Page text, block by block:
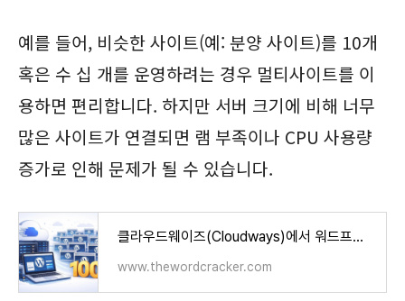
예를 들어, 비슷한 사이트(예: 분양 사이트)를 10개
혹은 수 십 개를 운영하려는 경우 멀티사이트를 이
용하면 편리합니다. 하지만 서버 크기에 비해 너무
많은 사이트가 연결되면 램 부족이나 CPU 사용량
증가로 인해 문제가 될 수 있습니다.
클라우드웨이즈(Cloudways)에서 워드프레스 블로그 100개를 만드는 방법 - 워드프레스 정보꾸러미
www.thewordcracker.com